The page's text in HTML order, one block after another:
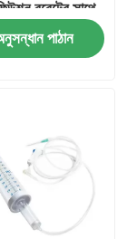
বুরেটের সাথে
পাঠান